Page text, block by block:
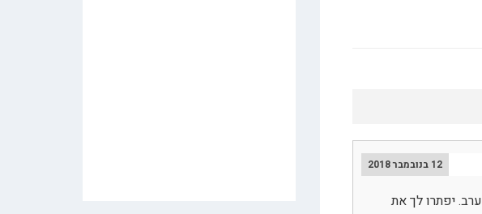
12 בנובמבר 2018
ליצור קשר עם השירות. 035115015. כל יום בין 9 בבוקר ל 7 בערב. יפתרו לך את